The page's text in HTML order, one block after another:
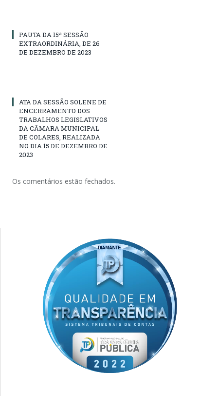
PAUTA DA 15ª SESSÃO
EXTRAORDINÁRIA, DE 26
DE DEZEMBRO DE 2023
ATA DA SESSÃO SOLENE DE
ENCERRAMENTO DOS
TRABALHOS LEGISLATIVOS
DA CÂMARA MUNICIPAL
DE COLARES, REALIZADA
NO DIA 15 DE DEZEMBRO DE
2023
Os comentários estão fechados.